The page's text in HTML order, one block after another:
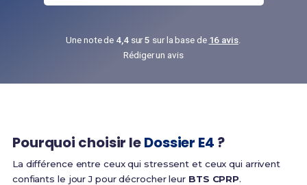
Une note de 4,4sur5 sur la base de 16 avis.
Rédiger un avis
Pourquoi choisir leDossier E4 ?
La différence entre ceux qui stressent et ceux qui arrivent
confiants le jour J pour décrocher leur BTS CPRP.